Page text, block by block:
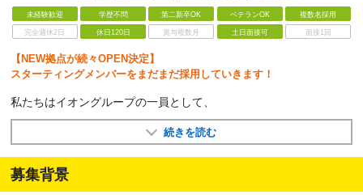
未経験歓迎 学歴不問 第二新卒OK ベテランOK 複数名採用
完全週休2日 休日120日 賞与複数月 土日面接可 面接1回
【NEW拠点が続々OPEN決定】
スターティングメンバーをまだまだ採用していきます！
私たちはイオングループの一員として、
続きを読む
募集背景